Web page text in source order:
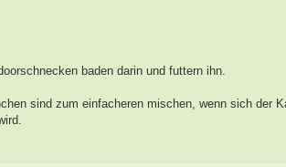
baden darin und futtern ihn.
sind zum einfacheren mischen, wenn sich der